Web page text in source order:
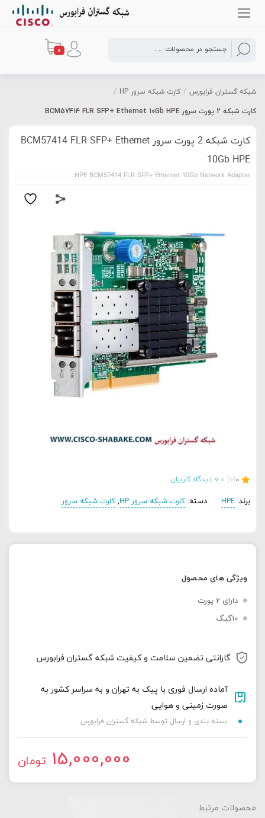
0
شبکه گستران فرابورس / کارت شبکه سرور HP
/
کارت شبکه 2 پورت سرور BCM57414 FLR SFP+ Ethernet 10Gb HPE
کارت شبکه 2 پورت سرور BCM57414 FLR SFP+ Ethernet
10Gb HPE
HPE BCM57414 FLR SFP+ Ethernet 10Gb Network Adapter
0
(0)
0 دیدگاه کاربران
برند: HPE دسته: کارت شبکه سرور HP ,کارت شبکه سرور
ویژگی های محصول
دارای 2 پورت
10گیگ
گارانتی تضمین سلامت و کیفیت شبکه گستران فرابورس
آماده ارسال فوری با پیک به تهران و به سراسر کشور به
صورت زمینی و هوایی
بسته بندی و ارسال توسط شبکه گستران فرابورس
15,000,000 تومان
محصولات مرتبط